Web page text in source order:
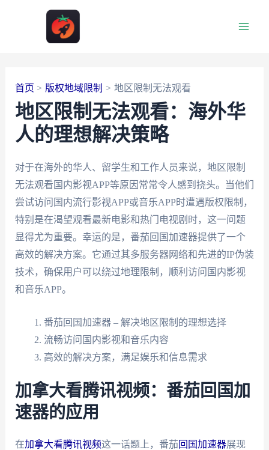
首页 版权地域限制 地区限制无法观看
地区限制无法观看：海外华
人的理想解决策略
对于在海外的华人、留学生和工作人员来说，地区限制
无法观看国内影视APP等原因常常令人感到挠头。当他们
尝试访问国内流行影视APP或音乐APP时遭遇版权限制，
特别是在渴望观看最新电影和热门电视剧时，这一问题
显得尤为重要。幸运的是，番茄回国加速器提供了一个
高效的解决方案。它通过其多服务器网络和先进的IP伪装
技术，确保用户可以绕过地理限制，顺利访问国内影视
和音乐APP。
番茄回国加速器 – 解决地区限制的理想选择
流畅访问国内影视和音乐内容
高效的解决方案，满足娱乐和信息需求
加拿大看腾讯视频：番茄回国加
速器的应用
在加拿大看腾讯视频这一话题上，番茄回国加速器展现